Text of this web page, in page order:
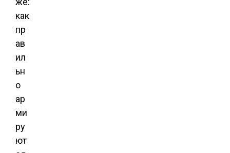
как
пр
ав
ил
ьн
о
ар
ми
ру
ют